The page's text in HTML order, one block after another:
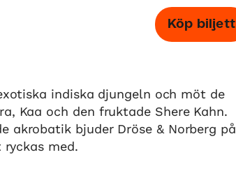
Köp biljett
indiska djungeln och möt de
Kaa och den fruktade Shere Kahn.
akrobatik bjuder Dröse & Norberg på
med.